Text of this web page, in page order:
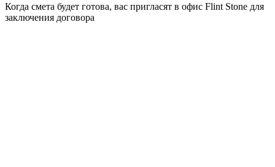
Когда смета будет готова, вас пригласят в офис Flint Stone для
заключения договора